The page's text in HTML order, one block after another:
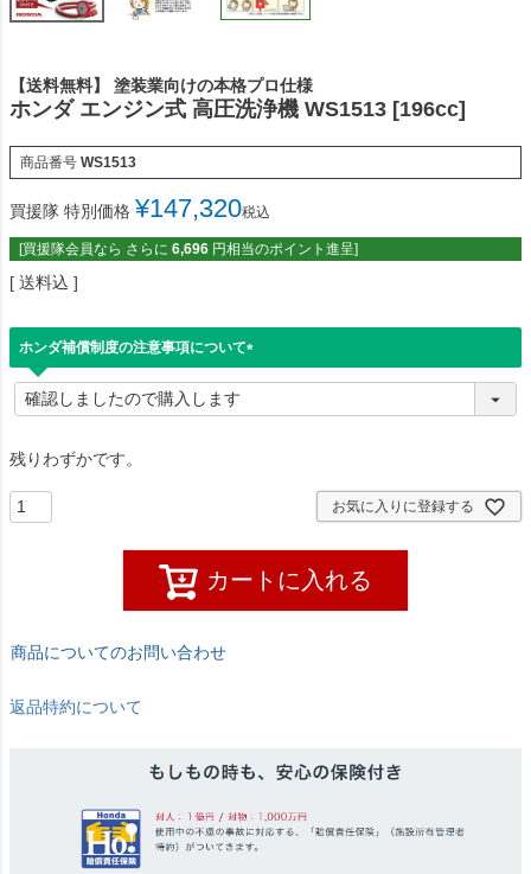
【送料無料】 塗装業向けの本格プロ仕様
ホンダ エンジン式 高圧洗浄機 WS1513 [196cc]
商品番号 WS1513
買援隊 特別価格 ¥147,320税込
[買援隊会員なら さらに 6,696 円相当のポイント進呈]
送料込
ホンダ補償制度の注意事項について
須
残りわずかです。
お気に入りに登録する
カートに入れる
商品についてのお問い合わせ
返品特約について